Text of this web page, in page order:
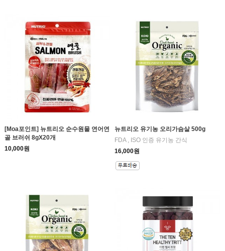
[Moa포인트] 뉴트리오 순수원물 연어연
골 브러쉬 8gX20개
10,000원
뉴트리오 유기농 오리가슴살 500g
FDA , ISO 인증 유기농 간식
16,000원